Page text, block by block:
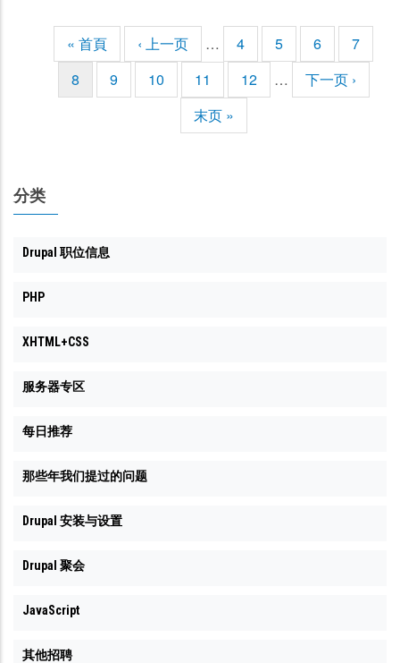
首
页
« 首頁
前
一
页
‹ 上一页 …
页
面
4
页
面
5
页
面
6
页
面
7
当
前
8
页
面
9
页
面
10
页
面
11
页
面
12 …
下
一
下一页 ›
末
页
末页 »
分类
Drupal 职位信息
PHP
XHTML+CSS
服务器专区
每日推荐
那些年我们提过的问题
Drupal 安装与设置
Drupal 聚会
JavaScript
其他招聘